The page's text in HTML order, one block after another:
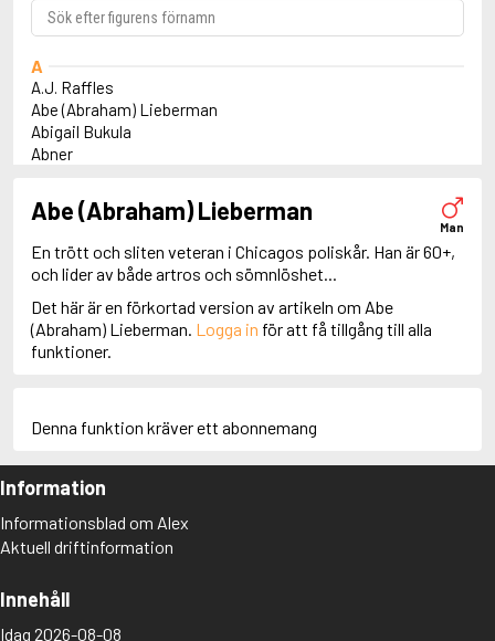
A
A.J. Raffles
Abe (Abraham) Lieberman
Abigail Bukula
Abner
Adam Fawley
Adamsberg
Adelia Aguilar
Adrian Roca
Alan Banks
Alan Grant
Albert Campion
Albin Winkelryd
Alex Delaware
Alex McKnight
Alex Morrow
Alex Nyberg
Alix London
Alvirah Meehan
Amanda Paller
Abe (Abraham) Lieberman
Man
En trött och sliten veteran i Chicagos poliskår. Han är 60+,
och lider av både artros och sömnlöshet...
Det här är en förkortad version av artikeln om Abe
(Abraham) Lieberman. Logga in för att få tillgång till alla
funktioner.
Denna funktion kräver ett abonnemang
Information
Informationsblad om Alex
Aktuell driftinformation
Innehåll
Idag 2026-08-08